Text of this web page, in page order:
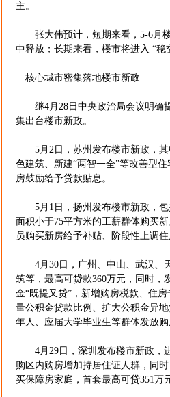
主。
张大伟预计，短期来看，5-6月楼
中释放；长期来看，楼市将进入 “
核心城市密集落地楼市新政
继4月28日中央政治局会议明确提
集出台楼市新政。
5月2日，苏州发布楼市新政，其
色建筑、新建“两智一全”等改善型
房鼓励给予贷款贴息。
5月1日，扬州发布楼市新政，包
面积小于75平方米的工薪群体购买
员购买新房给予补贴、阶段性上调
4月30日，广州、中山、武汉、天
筑等，最高可贷款360万元，同时，
金“既提又贷”，新增购房税款、住
量公积金贷款比例、扩大公积金异
年人、应届大学毕业生等群体发放
4月29日，深圳发布楼市新政，进
购区内购房增加持居住证人群，同
买保障房家庭，首套最高可贷351万